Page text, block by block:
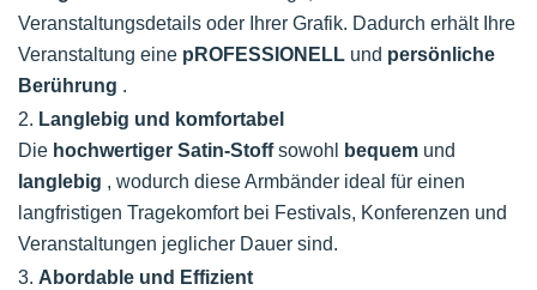
Veranstaltungsdetails oder Ihrer Grafik. Dadurch erhält Ihre
Veranstaltung eine pROFESSIONELL und persönliche
Berührung .
2. Langlebig und komfortabel
Die hochwertiger Satin-Stoffsowohl bequem und
langlebig , wodurch diese Armbänder ideal für einen
langfristigen Tragekomfort bei Festivals, Konferenzen und
Veranstaltungen jeglicher Dauer sind.
3. Abordable und Effizient